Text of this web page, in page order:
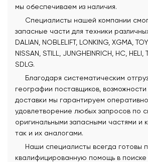
мы обеспечиваем из наличия.
Специалисты нашей компании
запасные части для техники
DALIAN, NOBLELIFT, LONKING, XGMA,
NISSAN, STILL, JUNGHEINRICH, HC, HELI,
SDLG.
Благодаря систематическим
географии поставщиков,
доставки мы гарантируем
удовлетворение любых запросов по
оригинальными запасными частями и
так и их аналогами.
Наши специалисты всегда готовы
квалифицированную помощь в поиске